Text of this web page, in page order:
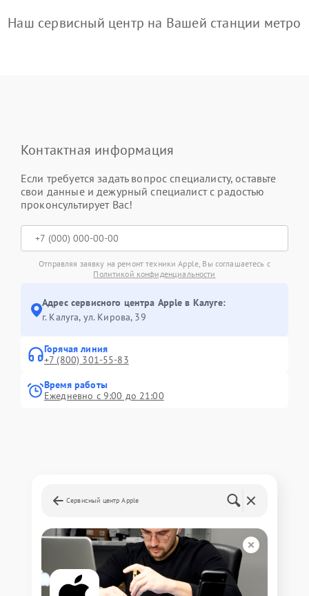
Наш сервисный центр на Вашей станции метро
Контактная информация
Если требуется задать вопрос специалисту, оставьте
свои данные и дежурный специалист с радостью
проконсультирует Вас!
Отправляя заявку на ремонт техники Apple, Вы соглашаетесь с
Политикой конфиденциальности
Адрес сервисного центра Apple в Калуге:
г. Калуга, ул. Кирова, 39
Горячая линия
+7 (800) 301-55-83
Время работы
Ежедневно с 9:00 до 21:00
Сервисный центр Apple